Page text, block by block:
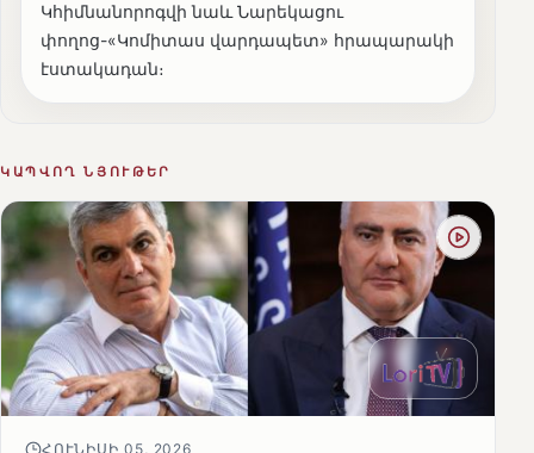
Կհիմնանորոգվի նաև Նարեկացու
փողոց-«Կոմիտաս վարդապետ» հրապարակի
էստակադան։
ԿԱՊՎՈՂ ՆՅՈՒԹԵՐ
ՀՈՒՆԻՍԻ 05, 2026